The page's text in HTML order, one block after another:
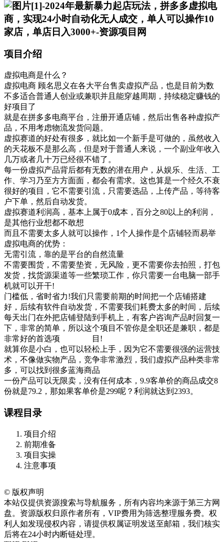
项目介绍
虚拟电商是什么？
虚拟电商 顾名思义在各大平台售卖虚拟产品，也是目前为数
不多适合普通人创业或兼职并且能穿越周期，持续稳定赚钱的
好项目了
就是在拼多多电商平台，注册开通店铺，然后出售各种虚拟产
品，不用考虑物流发货问题。
虚拟赛道的好处有很多，就比如一个新手是可做的，虽然收入
的天花板不是那么高，但是对于普通人来说，一个副业年收入
几万或者几十万已经很不错了。
每一份虚拟产品背后都有无数的潜在用户，从娱乐、生活、工
作、学习乃至方方面面，都会有需求。这也算是一个经久不衰
很好的项目，它不需要引流，只需要选品，上传产品，等待客
户下单，然后自动发货。
虚拟赛道利润高，基本上属于0成本，百分之80以上的利润，
是其他行业想都不敢想
而且不需要太多人就可以操作，1个人操作是个店铺轻而易举
虚拟电商的优势：
无需引流，靠的是平台的自然流量
不需要围货，不需要垫资，无风险，更不需要你去拍照，打包
发货，找货源渠道等一些繁琐工作，你只需要一台电脑一部手
机就可以开干!
门槛低，省时省力!我们只需要前期的时间把一个店铺搭建
好，后续有软件自动发货，不需要我们耗费太多的时间，后续
每天出门在外把店铺登陆到手机上，有客户咨询产品时回复一
下，非常的简单，所以这个项目不管你是全职还是兼职，都是
非常好的首选项 目!
就算你是小白，也可以轻松上手，因为它不需要很强的运营技
术，不像做实物产品，竞争非常激烈，我们虚拟产品种类非常
多，可以找到很多蓝海商品
一份产品可以无限卖，没有任何成本，9.9客单价的商品成交8
份就是79.2，那如果客单价是299呢？利润就达到2393。
课程目录
项目介绍
前期准备
项目实操
注意事项
© 版权声明
本站仅提供资源搜索与导航服务，所有内容均来源于第三方网
盘。资源版权归原作者所有，VIP费用为筛选整理服务费。权
利人如发现侵权内容，请提供权属证明发送至邮箱，我们核实
后将在24小时内断链处理。